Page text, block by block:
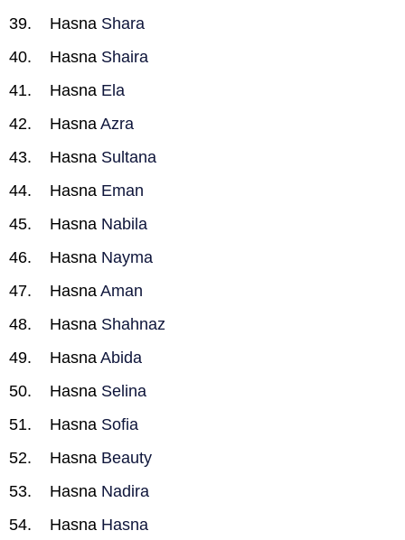
Hasna Shara
Hasna Shaira
Hasna Ela
Hasna Azra
Hasna Sultana
Hasna Eman
Hasna Nabila
Hasna Nayma
Hasna Aman
Hasna Shahnaz
Hasna Abida
Hasna Selina
Hasna Sofia
Hasna Beauty
Hasna Nadira
Hasna Hasna